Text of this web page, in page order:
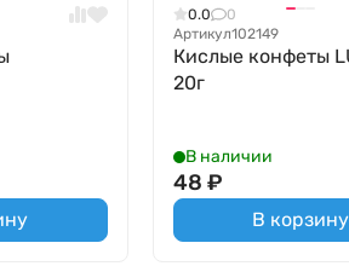
0.0
0
Артикул102149
Кислые конфеты
20г
В наличии
48 ₽
В корзину